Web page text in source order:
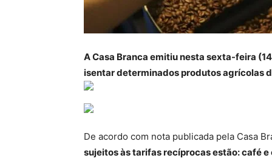
A Casa Branca emitiu nesta sexta-feira
isentar determinados produtos agrícolas
De acordo com nota publicada pela Casa
sujeitos às tarifas recíprocas estão: café